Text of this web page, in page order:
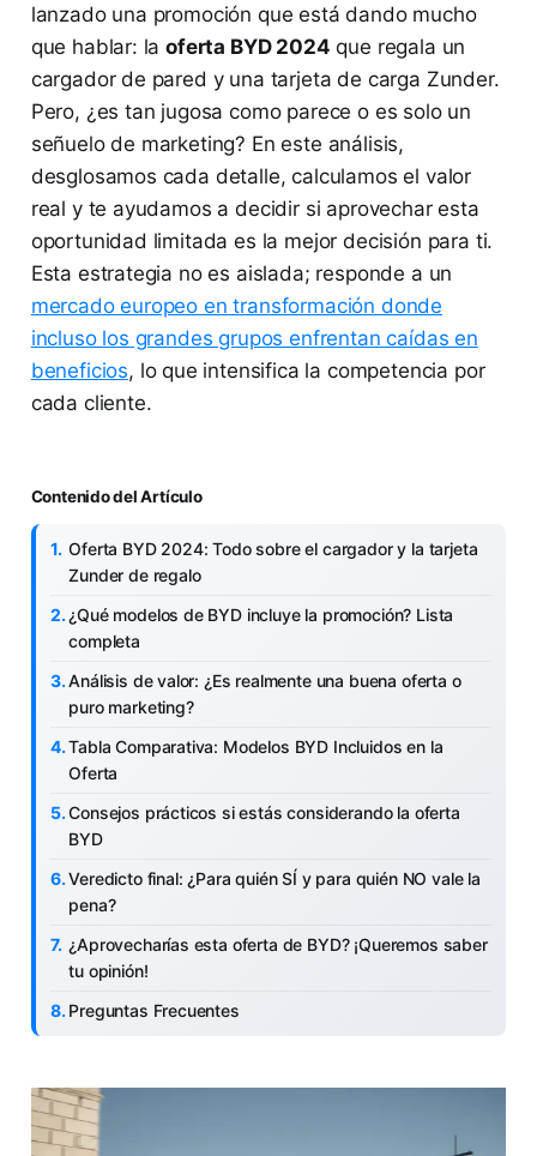
lanzado una promoción que está dando mucho
que hablar: laoferta BYD 2024 que regala un
cargador de pared y una tarjeta de carga Zunder.
Pero, ¿es tan jugosa como parece o es solo un
señuelo de marketing? En este análisis,
desglosamos cada detalle, calculamos el valor
real y te ayudamos a decidir si aprovechar esta
oportunidad limitada es la mejor decisión para ti.
Esta estrategia no es aislada; responde a un
mercado europeo en transformación donde
incluso los grandes grupos enfrentan caídas en
beneficios, lo que intensifica la competencia por
cada cliente.
Contenido del Artículo
Oferta BYD 2024: Todo sobre el cargador y la tarjeta
Zunder de regalo
¿Qué modelos de BYD incluye la promoción? Lista
completa
Análisis de valor: ¿Es realmente una buena oferta o
puro marketing?
Tabla Comparativa: Modelos BYD Incluidos en la
Oferta
Consejos prácticos si estás considerando la oferta
BYD
Veredicto final: ¿Para quién SÍ y para quién NO vale la
pena?
¿Aprovecharías esta oferta de BYD? ¡Queremos saber
tu opinión!
Preguntas Frecuentes